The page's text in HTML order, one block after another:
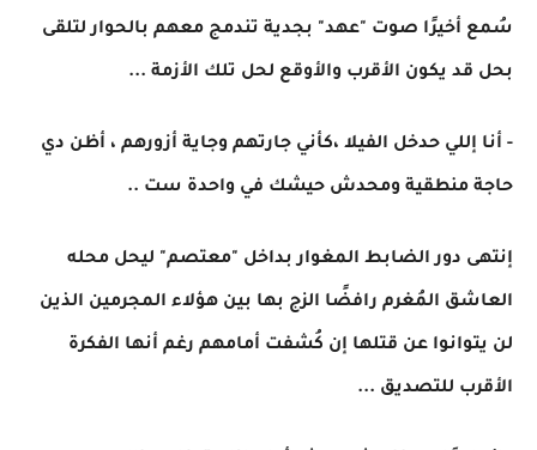
سُمع أخيرًا صوت "عهد" بجدية تندمج معهم بالحوار لتلقى
بحل قد يكون الأقرب والأوقع لحل تلك الأزمة ...
- أنا إللي حدخل الفيلا ،كأني جارتهم وجاية أزورهم ، أظن دي
حاجة منطقية ومحدش حيشك في واحدة ست ..
إنتهى دور الضابط المغوار بداخل "معتصم" ليحل محله
العاشق المُغرم رافضًا الزج بها بين هؤلاء المجرمين الذين
لن يتوانوا عن قتلها إن كُشفت أمامهم رغم أنها الفكرة
الأقرب للتصديق ...